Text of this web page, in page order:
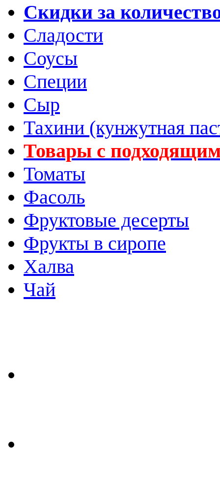
Скидки за
Сладости
Соусы
Специи
Сыр
Тахини (кунжутная
Товары с
Томаты
Фасоль
Фруктовые десерты
Фрукты в сиропе
Халва
Чай